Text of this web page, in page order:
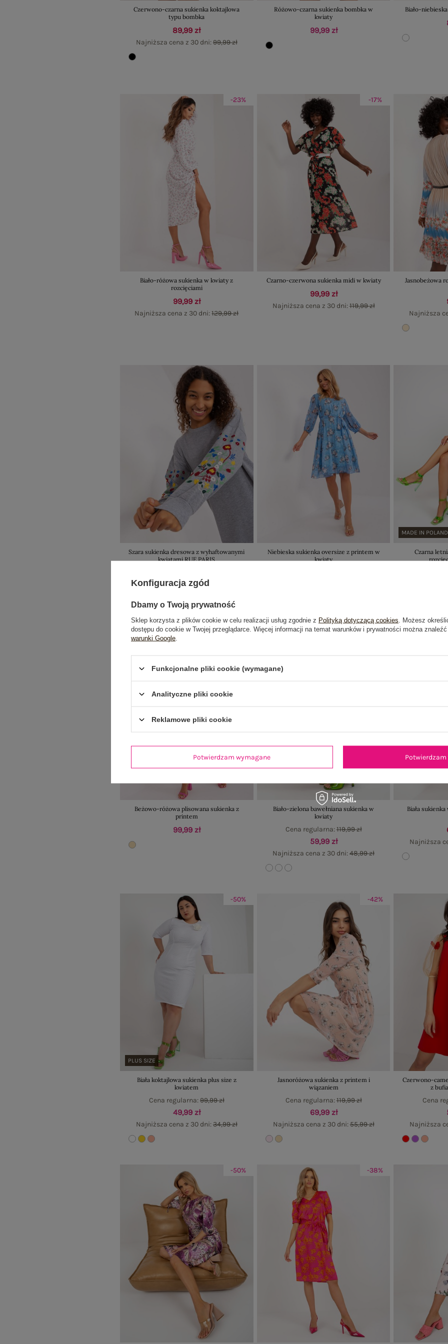
Czerwono-czarna sukienka koktajlowa
typu bombka
89,99 zł
Najniższa cena z 30 dni:99,99 zł
Różowo-czarna sukienka bombka w
kwiaty
99,99 zł
Biało-
-23%
Biało-różowa sukienka w kwiaty z
rozcięciami
99,99 zł
Najniższa cena z 30 dni:129,99 zł
-17%
Czarno-czerwona sukienka midi w kwiaty
99,99 zł
Najniższa cena z 30 dni:119,99 zł
Jasnobeżowa
Najniższa
Szara sukienka dresowa z wyhaftowanymi
kwiatami RUE PARIS
Niebieska sukienka oversize z printem w
kwiaty
MADE IN POLAND
Czarna
Beżowo-różowa plisowana sukienka z
printem
99,99 zł
-50%
Biało-zielona bawełniana sukienka w
kwiaty
59,99 zł
Najniższa cena z 30 dni:48,99 zł
Cena regularna:119,99 zł
Biała
Najniższa
PLUS SIZE
-50%
Biała koktajlowa sukienka plus size z
kwiatem
49,99 zł
Najniższa cena z 30 dni:34,99 zł
Cena regularna:99,99 zł
-42%
Jasnoróżowa sukienka z printem i
wiązaniem
69,99 zł
Najniższa cena z 30 dni:55,99 zł
Cena regularna:119,99 zł
Czerwono-
z
Najniższa
Cena
-50% -38%
Konfiguracja zgód
Dbamy o Twoją prywatność
Sklep korzysta z plików cookie w celu realizacji usług zgodnie z Polityką dotyczącą cookies . Możesz
dostępu do cookie w Twojej przeglądarce. Więcej informacji na temat warunków i prywatności można
warunki Google
Funkcjonalne pliki cookie (wymagane)
Analityczne pliki cookie
Reklamowe pliki cookie
Potwierdzam wymagane